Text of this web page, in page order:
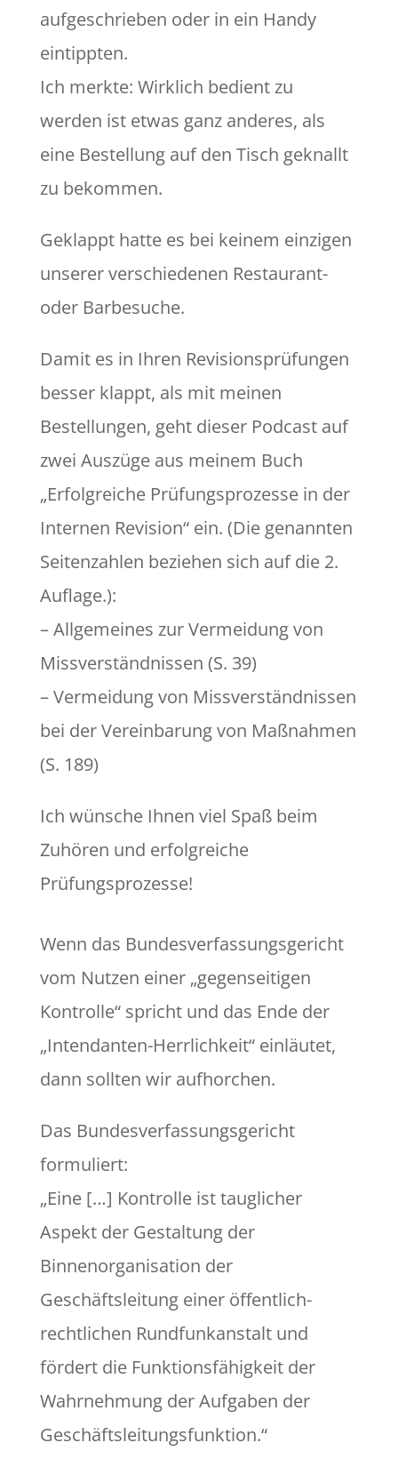
aufgeschrieben oder in ein Handy
eintippten.
Ich merkte: Wirklich bedient zu
werden ist etwas ganz anderes, als
eine Bestellung auf den Tisch geknallt
zu bekommen.
Geklappt hatte es bei keinem einzigen
unserer verschiedenen Restaurant-
oder Barbesuche.
Damit es in Ihren Revisionsprüfungen
besser klappt, als mit meinen
Bestellungen, geht dieser Podcast auf
zwei Auszüge aus meinem Buch
„Erfolgreiche Prüfungsprozesse in der
Internen Revision“ ein. (Die genannten
Seitenzahlen beziehen sich auf die 2.
Auflage.):
– Allgemeines zur Vermeidung von
Missverständnissen (S. 39)
– Vermeidung von Missverständnissen
bei der Vereinbarung von Maßnahmen
(S. 189)
Ich wünsche Ihnen viel Spaß beim
Zuhören und erfolgreiche
Prüfungsprozesse!
Wenn das Bundesverfassungsgericht
vom Nutzen einer „gegenseitigen
Kontrolle“ spricht und das Ende der
„Intendanten-Herrlichkeit“ einläutet,
dann sollten wir aufhorchen.
Das Bundesverfassungsgericht
formuliert:
„Eine […] Kontrolle ist tauglicher
Aspekt der Gestaltung der
Binnenorganisation der
Geschäftsleitung einer öffentlich-
rechtlichen Rundfunkanstalt und
fördert die Funktionsfähigkeit der
Wahrnehmung der Aufgaben der
Geschäftsleitungsfunktion.“